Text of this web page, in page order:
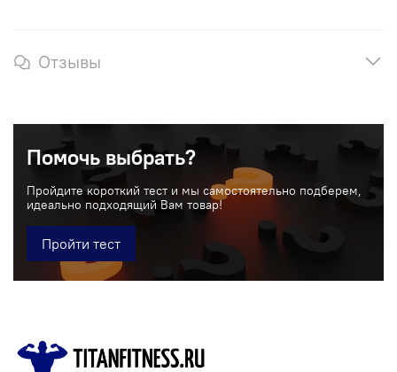
Отзывы
Помочь выбрать?
Пройдите короткий тест и мы самостоятельно подберем,
идеально подходящий Вам товар!
Пройти тест